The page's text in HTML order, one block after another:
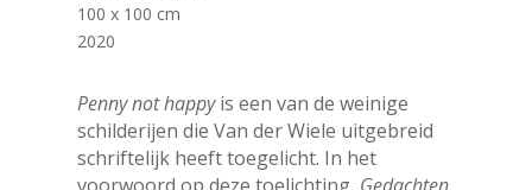
100 x 100 cm
2020
Penny not happyis een van de weinige
schilderijen die Van der Wiele uitgebreid
schriftelijk heeft toegelicht. In het